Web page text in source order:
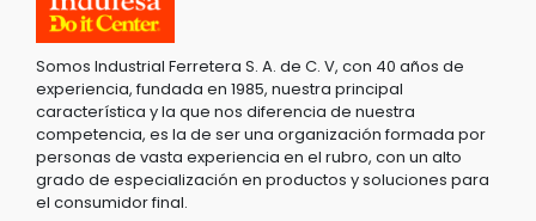
Somos Industrial Ferretera S. A. de C. V, con 40 años de
experiencia, fundada en 1985, nuestra principal
característica y la que nos diferencia de nuestra
competencia, es la de ser una organización formada por
personas de vasta experiencia en el rubro, con un alto
grado de especialización en productos y soluciones para
el consumidor final.